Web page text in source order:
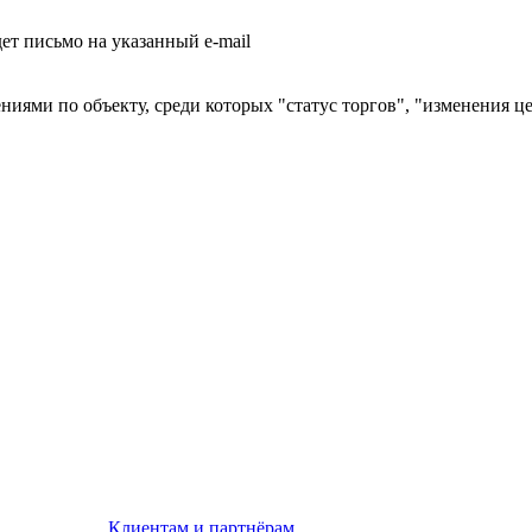
письмо на указанный e-mail
по объекту, среди которых "статус торгов", "изменения
Клиентам и партнёрам